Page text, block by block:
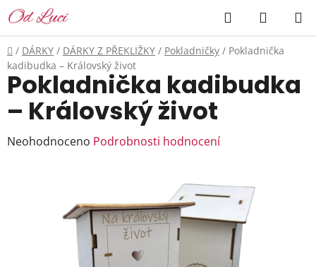
Přejít
na
obsah
Hledat
KOŠÍK
Domů
/ DÁRKY / DÁRKY Z PŘEKLIŽKY / Pokladničky / Pokladnička
kadibudka – Královský život
Pokladnička kadibudka
– Královský život
Průměrné
Neohodnoceno Podrobnosti hodnocení